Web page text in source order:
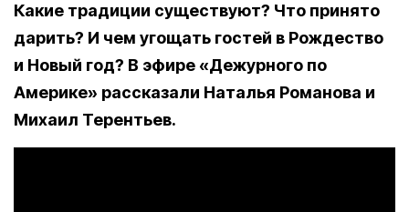
Какие традиции существуют? Что принято
дарить? И чем угощать гостей в Рождество
и Новый год? В эфире «Дежурного по
Америке» рассказали Наталья Романова и
Михаил Терентьев.